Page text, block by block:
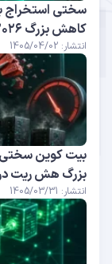
کاهش بزرگ ۲۰۲۶
انتشار: 1405/04/02
بزرگ هش ریت در
انتشار: 1405/03/31